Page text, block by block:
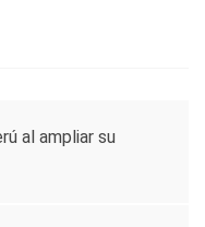
al ampliar su